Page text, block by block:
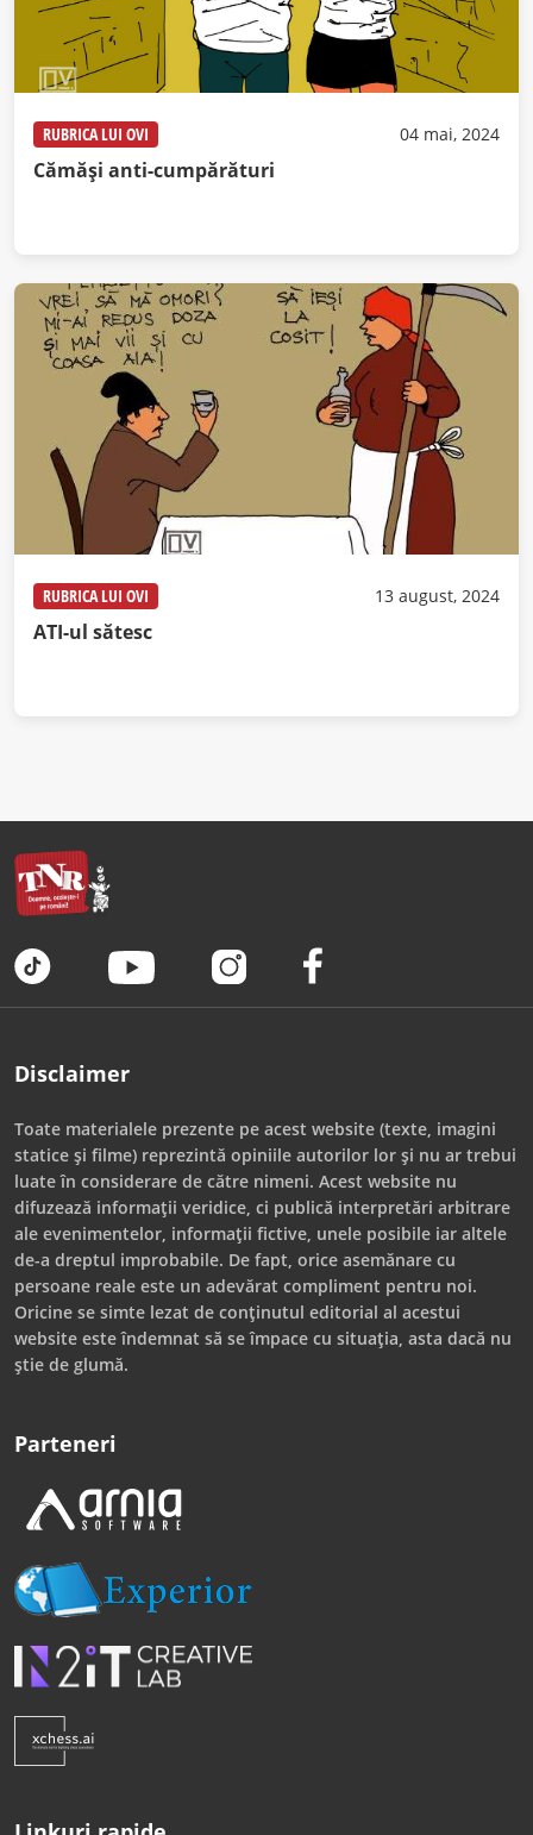
RUBRICA LUI OVI 04 mai, 2024
Cămăși anti-cumpărături
RUBRICA LUI OVI 13 august, 2024
ATI-ul sătesc
Disclaimer
Toate materialele prezente pe acest website (texte, imagini
statice și filme) reprezintă opiniile autorilor lor și nu ar trebui
luate în considerare de către nimeni. Acest website nu
difuzează informații veridice, ci publică interpretări arbitrare
ale evenimentelor, informații fictive, unele posibile iar altele
de-a dreptul improbabile. De fapt, orice asemănare cu
persoane reale este un adevărat compliment pentru noi.
Oricine se simte lezat de conținutul editorial al acestui
website este îndemnat să se împace cu situația, asta dacă nu
știe de glumă.
Parteneri